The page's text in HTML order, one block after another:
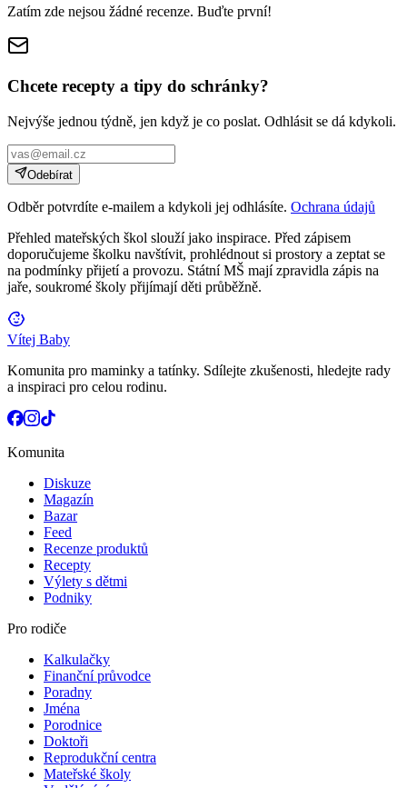
Zatím zde nejsou žádné recenze. Buďte první!
Chcete recepty a tipy do schránky?
Nejvýše jednou týdně, jen když je co poslat. Odhlásit se dá kdykoli.
Odebírat
Odběr potvrdíte e-mailem a kdykoli jej odhlásíte. Ochrana údajů
Přehled mateřských škol slouží jako inspirace. Před zápisem
doporučujeme školku navštívit, prohlédnout si prostory a zeptat se
na podmínky přijetí a provozu. Státní MŠ mají zpravidla zápis na
jaře, soukromé školy přijímají děti průběžně.
Vítej Baby
Komunita pro maminky a tatínky. Sdílejte zkušenosti, hledejte rady
a inspiraci pro celou rodinu.
Komunita
Diskuze
Magazín
Bazar
Feed
Recenze produktů
Recepty
Výlety s dětmi
Podniky
Pro rodiče
Kalkulačky
Finanční průvodce
Poradny
Jména
Porodnice
Doktoři
Reprodukční centra
Mateřské školy